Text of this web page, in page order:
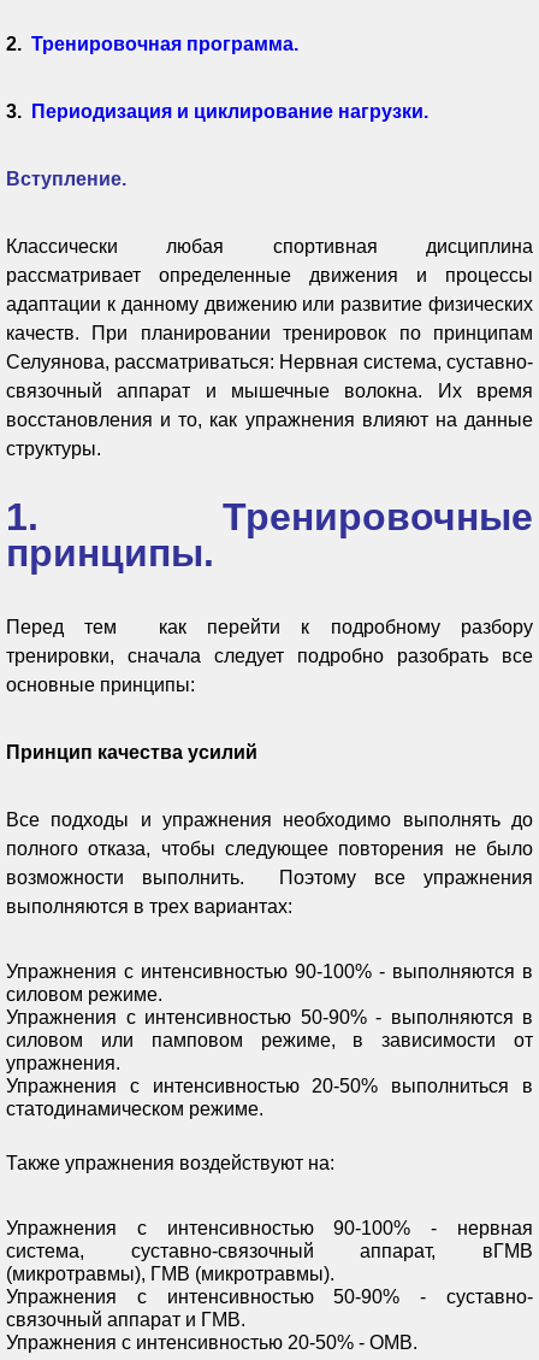
2. Тренировочная программа.
3. Периодизация и циклирование нагрузки.
Вступление.
Классически любая спортивная дисциплина
рассматривает определенные движения и процессы
адаптации к данному движению или развитие физических
качеств. При планировании тренировок по принципам
Селуянова, рассматриваться: Нервная система, суставно-
связочный аппарат и мышечные волокна. Их время
восстановления и то, как упражнения влияют на данные
структуры.
1. Тренировочные
принципы.
Перед тем как перейти к подробному разбору
тренировки, сначала следует подробно разобрать все
основные принципы:
Принцип качества усилий
Все подходы и упражнения необходимо выполнять до
полного отказа, чтобы следующее повторения не было
возможности выполнить. Поэтому все упражнения
выполняются в трех вариантах:
Упражнения с интенсивностью 90-100% - выполняются в
силовом режиме.
Упражнения с интенсивностью 50-90% - выполняются в
силовом или памповом режиме, в зависимости от
упражнения.
Упражнения с интенсивностью 20-50% выполниться в
статодинамическом режиме.
Также упражнения воздействуют на:
Упражнения с интенсивностью 90-100% - нервная
система, суставно-связочный аппарат, вГМВ
(микротравмы), ГМВ (микротравмы).
Упражнения с интенсивностью 50-90% - суставно-
связочный аппарат и ГМВ.
Упражнения с интенсивностью 20-50% - ОМВ.